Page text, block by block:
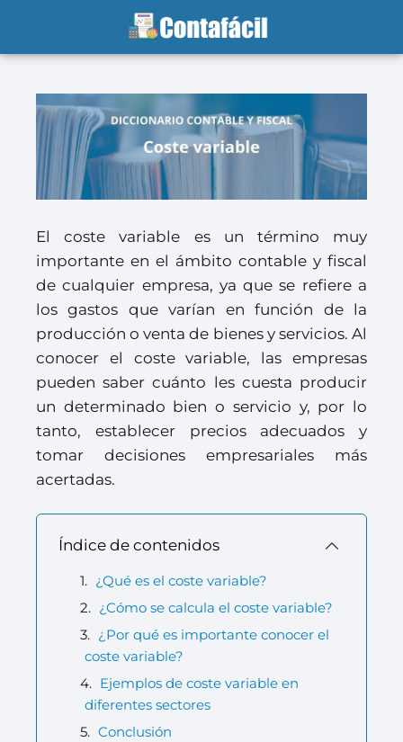
El coste variable es un término muy
importante en el ámbito contable y fiscal
de cualquier empresa, ya que se refiere a
los gastos que varían en función de la
producción o venta de bienes y servicios. Al
conocer el coste variable, las empresas
pueden saber cuánto les cuesta producir
un determinado bien o servicio y, por lo
tanto, establecer precios adecuados y
tomar decisiones empresariales más
acertadas.
Índice de contenidos
¿Qué es el coste variable?
¿Cómo se calcula el coste variable?
¿Por qué es importante conocer el
coste variable?
Ejemplos de coste variable en
diferentes sectores
Conclusión